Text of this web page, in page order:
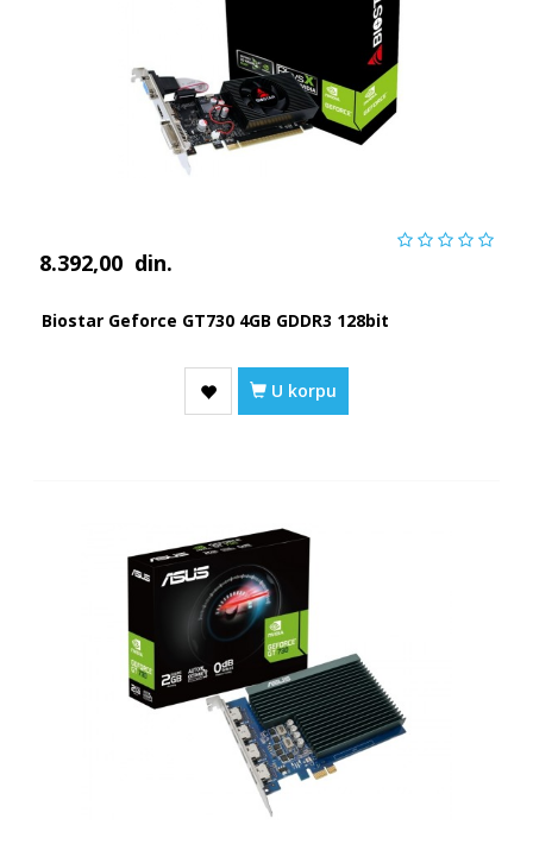
8.392,00 din.
Biostar Geforce GT730 4GB GDDR3 128bit
U korpu